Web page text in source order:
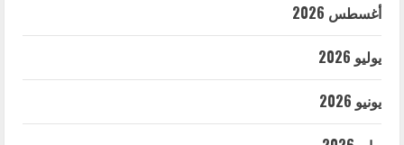
أغسطس 2026
يوليو 2026
يونيو 2026